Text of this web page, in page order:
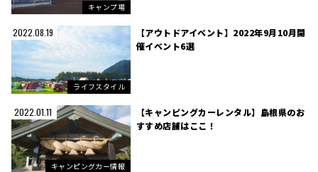
キャンプ場
2022.08.19
ライフスタイル
【アウトドアイベント】2022年9月10月開
催イベント6選
2022.01.11
キャンピングカー情報
【キャンピングカーレンタル】島根県のお
すすめ店舗はここ！